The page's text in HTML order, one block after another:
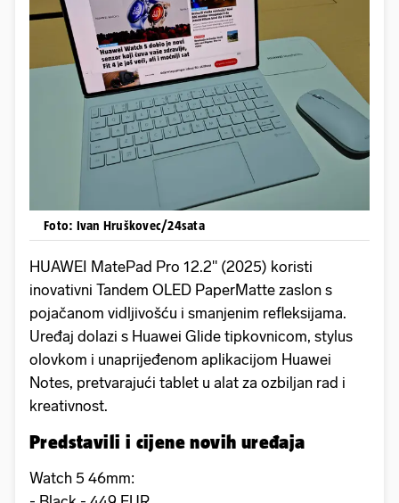
Foto: Ivan Hruškovec/24sata
HUAWEI MatePad Pro 12.2" (2025) koristi
inovativni Tandem OLED PaperMatte zaslon s
pojačanom vidljivošću i smanjenim refleksijama.
Uređaj dolazi s Huawei Glide tipkovnicom, stylus
olovkom i unaprijeđenom aplikacijom Huawei
Notes, pretvarajući tablet u alat za ozbiljan rad i
kreativnost.
Predstavili i cijene novih uređaja
Watch 5 46mm: